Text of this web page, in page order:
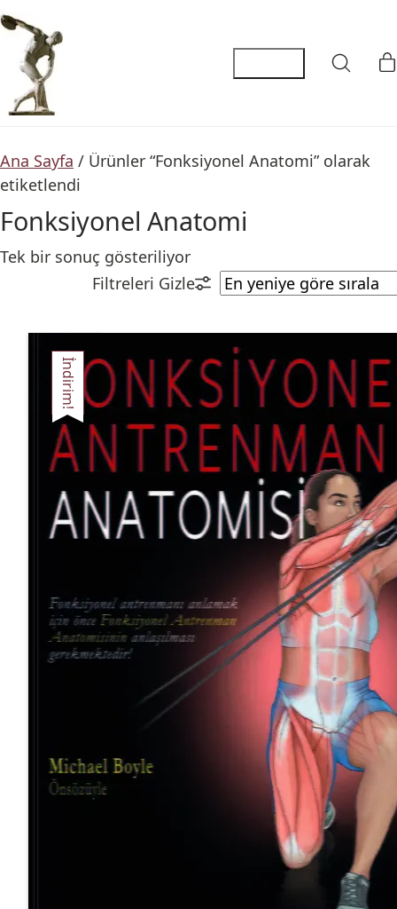
Ana Sayfa / Ürünler “Fonksiyonel Anatomi” olarak
etiketlendi
Fonksiyonel Anatomi
Tek bir sonuç gösteriliyor
İndirim!